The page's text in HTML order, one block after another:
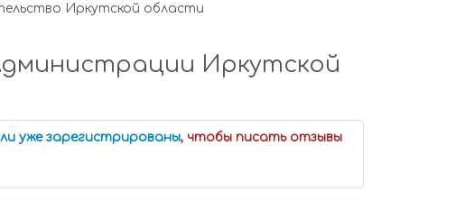
Иркутской области
Иркутской
уже зарегистрированы, чтобы писать отзывы